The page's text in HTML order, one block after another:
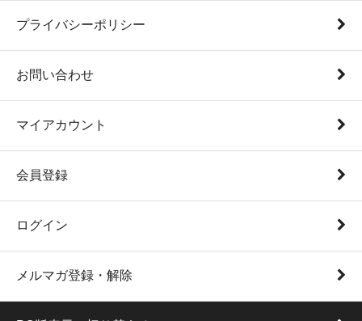
プライバシーポリシー
お問い合わせ
マイアカウント
会員登録
ログイン
メルマガ登録・解除